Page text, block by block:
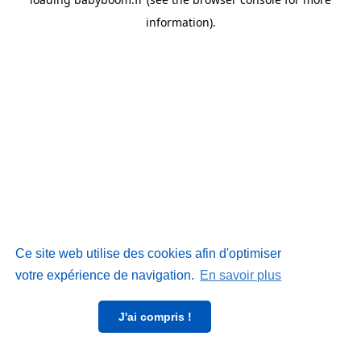
Ce site web utilise des cookies afin d'optimiser
votre expérience de navigation. En savoir plus
J'ai compris !
information).